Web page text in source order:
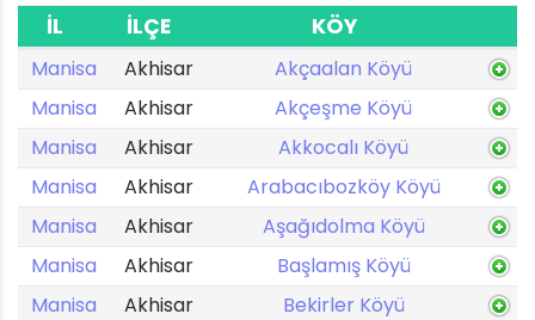
İL İLÇE KÖY
Manisa Akhisar
Akçaalan Köyü
Manisa
Akhisar
Akçeşme Köyü
Manisa
Akhisar
Akkocalı Köyü
Manisa
Akhisar
Arabacıbozköy Köyü
Manisa
Akhisar
Aşağıdolma Köyü
Manisa
Akhisar
Başlamış Köyü
Manisa
Akhisar
Bekirler Köyü